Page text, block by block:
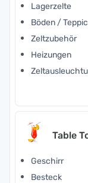
Lagerzelte
Böden /
Zeltzubehör
Heizungen
Table
Geschirr
Besteck